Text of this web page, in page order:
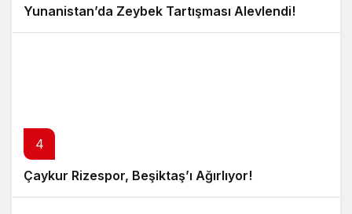
Yunanistan’da Zeybek Tartışması Alevlendi!
4
Çaykur Rizespor, Beşiktaş’ı Ağırlıyor!